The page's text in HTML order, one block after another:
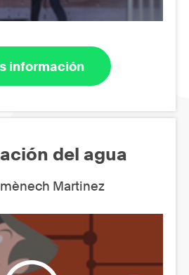
información
del agua
Martinez